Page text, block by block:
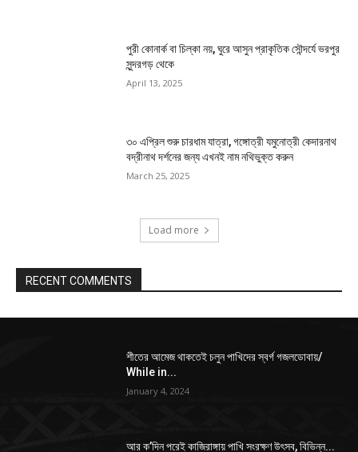
পুরী কোনার্ক বা চিল্কা নয়, ঘুরে আসুন প্রাকৃতিক সৌন্দর্যে ভরপুর
সুন্দরগড় থেকে
April 13, 2025
৩০ এপ্রিল শুরু চারধাম যাত্রা, গঙ্গোত্রী যমুনোত্রী কেদারনাথ
বদ্রীনাথ দর্শনের জন্য এখনই নাম নথিভুক্ত করুন
March 25, 2025
Load more
RECENT COMMENTS
শীতের আমেজ থাকতেই চলুন পাখিদের স্বর্গ গজলডোবায়/
While in...
January 4, 2024
আর ক’দিন পরেই কাজিরাঙ্গায় পাখি সংরক্ষণ উৎসব, বিভিন্ন...